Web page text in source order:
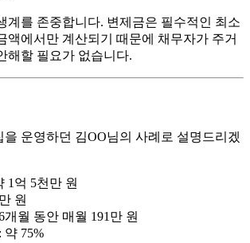
계를 존중합니다. 변제금은 필수적인 최소
액에서만 계산되기 때문에 채무자가 주거
해할 필요가 없습니다.
운영하던 김OO님의 사례로 설명드리겠
1억 5천만 원
원
개월 동안 매월 191만 원
약 75%